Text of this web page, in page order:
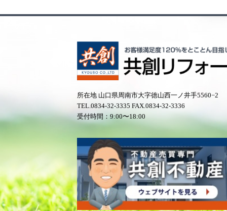
所在地 山口県周南市大字徳山西一ノ井手5560−2
TEL.0834-32-3335 FAX.0834-32-3336
受付時間：9:00〜18:00